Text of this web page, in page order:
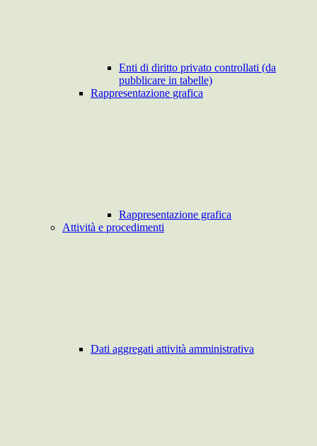
Enti di diritto privato controllati (da
pubblicare in tabelle)
Rappresentazione grafica
Rappresentazione grafica
Attività e procedimenti
Dati aggregati attività amministrativa